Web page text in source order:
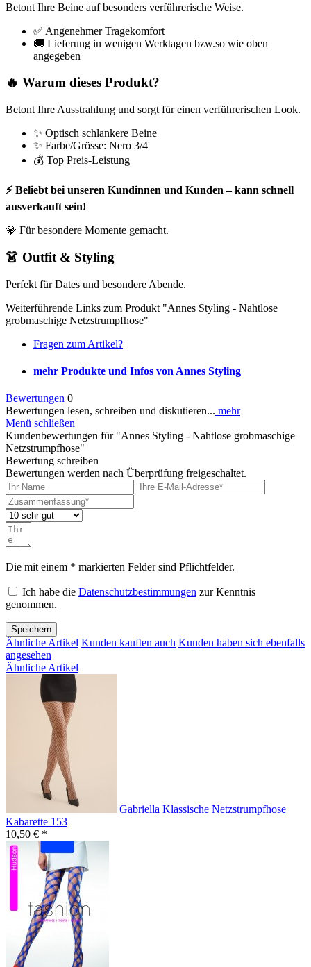
Betont Ihre Beine auf besonders verführerische Weise.
✅ Angenehmer Tragekomfort
🚚 Lieferung in wenigen Werktagen bzw.so wie oben
angegeben
🔥 Warum dieses Produkt?
Betont Ihre Ausstrahlung und sorgt für einen verführerischen Look.
✨ Optisch schlankere Beine
✨ Farbe/Grösse: Nero 3/4
💰 Top Preis-Leistung
⚡ Beliebt bei unseren Kundinnen und Kunden – kann schnell
ausverkauft sein!
💎 Für besondere Momente gemacht.
👗 Outfit & Styling
Perfekt für Dates und besondere Abende.
Weiterführende Links zum Produkt "Annes Styling - Nahtlose
grobmaschige Netzstrumpfhose"
Fragen zum Artikel?
mehr Produkte und Infos von Annes Styling
Bewertungen 0
Bewertungen lesen, schreiben und diskutieren... mehr
Menü schließen
Kundenbewertungen für "Annes Styling - Nahtlose grobmaschige
Netzstrumpfhose"
Bewertung schreiben
Bewertungen werden nach Überprüfung freigeschaltet.
Die mit einem * markierten Felder sind Pflichtfelder.
Ich habe die Datenschutzbestimmungen zur Kenntnis
genommen.
Speichern
Ähnliche Artikel Kunden kauften auch Kunden haben sich ebenfalls
angesehen
Ähnliche Artikel
Gabriella Klassische Netzstrumpfhose
Kabarette 153
10,50 € *